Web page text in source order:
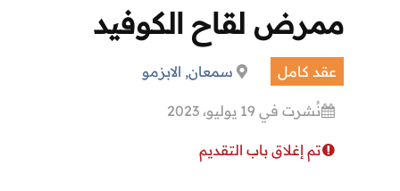
ممرض لقاح الكوفيد
عقد كامل سمعان, الابزمو
نُشرت في 19 يوليو، 2023
تم إغلاق باب التقديم